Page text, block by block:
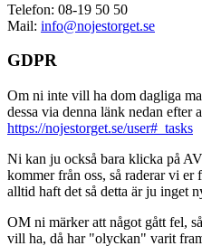
Telefon: 08-19 50 50
Mail: info@nojestorget.se
GDPR
Om ni inte vill ha dom dagliga
dessa via denna länk nedan efter
https://nojestorget.se/user#_tasks
Ni kan ju också bara klicka på
kommer från oss, så raderar vi
alltid haft det så detta är ju inget
OM ni märker att något gått fel,
vill ha, då har "olyckan" varit